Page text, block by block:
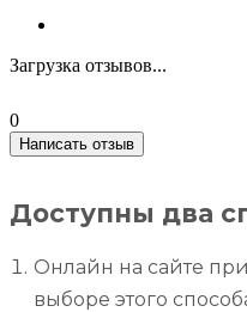
Загрузка отзывов...
0
Написать отзыв
Доступны два
Онлайн на сайте
выборе этого